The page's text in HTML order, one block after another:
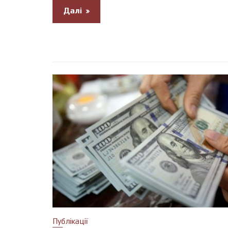
Далі
Публікації